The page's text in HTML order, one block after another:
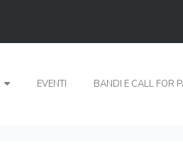
EVENTI BANDI E CALL FOR